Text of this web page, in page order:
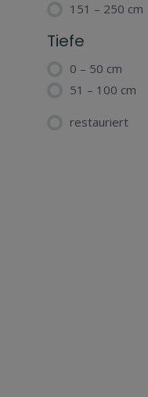
151 – 250 cm
Tiefe
0 – 50 cm
51 – 100 cm
restauriert